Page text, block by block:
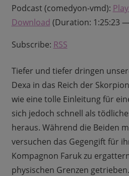
Podcast (comedyon-vmd):
Download (Duration: 1:25:23
Subscribe: RSS
Tiefer und tiefer dringen
Dexa in das Reich der
wie eine tolle Einleitung für
sich jedoch schnell als
heraus. Während die Beiden
versuchen das Gegengift für
Kompagnon Faruk zu
physischen Grenzen